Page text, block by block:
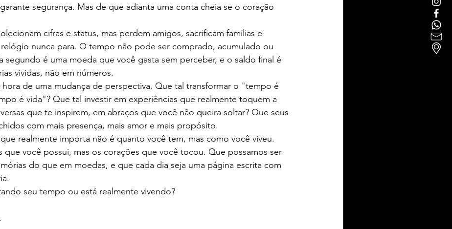
segurança. Mas de que adianta uma conta cheia se o coração
cifras e status, mas perdem amigos, sacrificam famílias e
nunca para. O tempo não pode ser comprado, acumulado ou
segundo é uma moeda que você gasta sem perceber, e o saldo final é
vividas, não em números.
hora de uma mudança de perspectiva. Que tal transformar o "tempo é
é vida"? Que tal investir em experiências que realmente toquem a
que te inspirem, em abraços que você não queira soltar? Que seus
com mais presença, mais amor e mais propósito.
realmente importa não é quanto você tem, mas como você viveu.
que você possui, mas os corações que você tocou. Que possamos ser
do que em moedas, e que cada dia seja uma página escrita com
seu tempo ou está realmente vivendo?